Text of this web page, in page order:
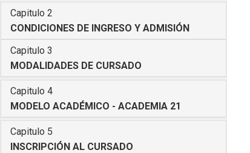
Capitulo 2
CONDICIONES DE INGRESO Y ADMISIÓN
Capitulo 3
MODALIDADES DE CURSADO
Capitulo 4
MODELO ACADÉMICO - ACADEMIA 21
Capitulo 5
INSCRIPCIÓN AL CURSADO